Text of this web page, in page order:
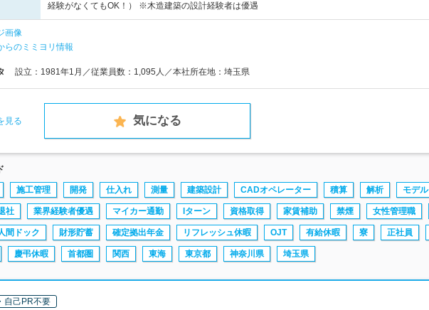
経験がなくてもOK！） ※木造建築の設計経験者は優遇
画像
らのミミヨリ情報
設立：1981年1月／従業員数：1,095人／本社所在地：埼玉県
見る 気になる
施工管理 開発 仕入れ 測量 建築設計 CADオペレーター 積算 解析 モデル
社 業界経験者優遇 マイカー通勤 Iターン 資格取得 家賃補助 禁煙 女性管理職
間ドック 財形貯蓄 確定拠出年金 リフレッシュ休暇 OJT 有給休暇 寮 正社員
慶弔休暇 首都圏 関西 東海 東京都 神奈川県 埼玉県
自己PR不要